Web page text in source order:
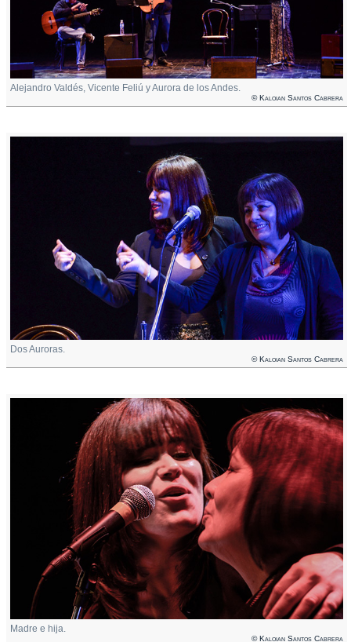
Alejandro Valdés, Vicente Feliú y Aurora de los Andes.
© Kaloian Santos Cabrera
Dos Auroras.
© Kaloian Santos Cabrera
Madre e hija.
© Kaloian Santos Cabrera